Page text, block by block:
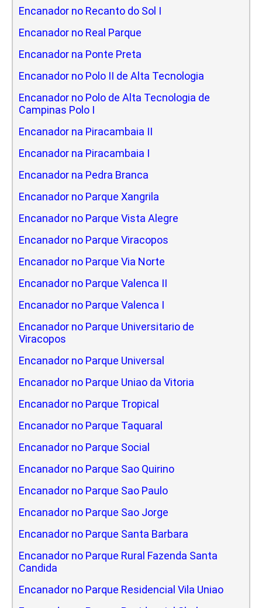
Encanador no Recanto do Sol I
Encanador no Real Parque
Encanador na Ponte Preta
Encanador no Polo II de Alta Tecnologia
Encanador no Polo de Alta Tecnologia de
Campinas Polo I
Encanador na Piracambaia II
Encanador na Piracambaia I
Encanador na Pedra Branca
Encanador no Parque Xangrila
Encanador no Parque Vista Alegre
Encanador no Parque Viracopos
Encanador no Parque Via Norte
Encanador no Parque Valenca II
Encanador no Parque Valenca I
Encanador no Parque Universitario de
Viracopos
Encanador no Parque Universal
Encanador no Parque Uniao da Vitoria
Encanador no Parque Tropical
Encanador no Parque Taquaral
Encanador no Parque Social
Encanador no Parque Sao Quirino
Encanador no Parque Sao Paulo
Encanador no Parque Sao Jorge
Encanador no Parque Santa Barbara
Encanador no Parque Rural Fazenda Santa
Candida
Encanador no Parque Residencial Vila Uniao